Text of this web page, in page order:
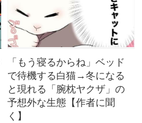
「もう寝るからね」ベッド
で待機する白猫→冬になる
と現れる「腕枕ヤクザ」の
予想外な生態【作者に聞
く】